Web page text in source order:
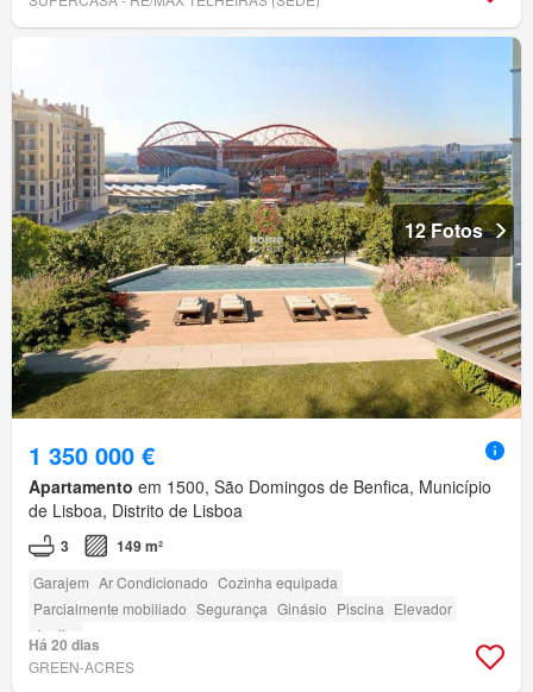
12 Fotos
1 350 000 €
Apartamento em 1500, São Domingos de Benfica, Município
de Lisboa, Distrito de Lisboa
3 149 m²
Garajem Ar Condicionado Cozinha equipada
Parcialmente mobiliado Segurança Ginásio Piscina Elevador
Jardim
Há 20 dias
GREEN-ACRES